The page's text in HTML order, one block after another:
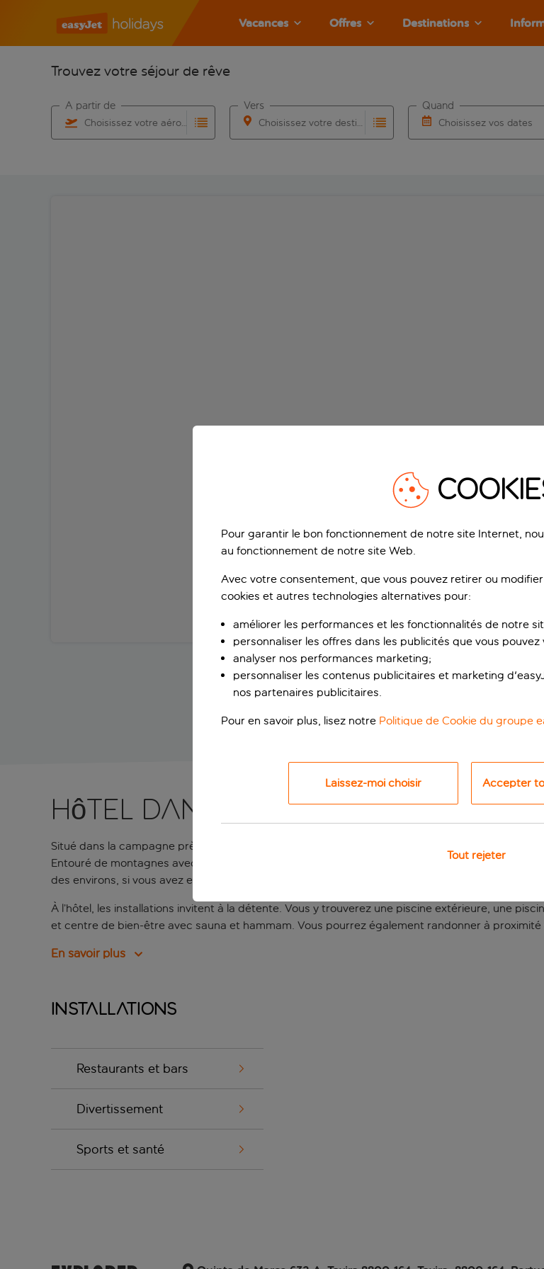
Vacances Offres Destinations
Trouvez votre séjour de rêve
Choisissez votre aéroport
À partir de
Choisissez votre destination
Vers
Choisissez vos dates
Quand
Hôtel dans un environnement
Situé dans la campagne près de Tavira, l’Hotel Rural Quinta do Marco offre un cadre calme et
Entouré de montagnes avec vue sur l’océan, cet hôtel paisible constitue un point de départ
des environs, si vous avez envie de changer d’air.
À l’hôtel, les installations invitent à la détente. Vous y trouverez une piscine extérieure, une
et centre de bien-être avec sauna et hammam. Vous pourrez également randonner à proximité
En savoir plus
Installations
Restaurants et bars
Divertissement
Sports et santé
Pour garantir le bon fonctionnement de notre site Internet,
au fonctionnement de notre site Web.
Avec votre consentement, que vous pouvez retirer ou
cookies et autres technologies alternatives pour:
améliorer les performances et les fonctionnalités de notre
personnaliser les offres dans les publicités que vous
analyser nos performances marketing;
personnaliser les contenus publicitaires et marketing
nos partenaires publicitaires.
Pour en savoir plus, lisez notre Politique de Cookie du groupe
Laissez-moi choisir Accepter
Tout rejeter